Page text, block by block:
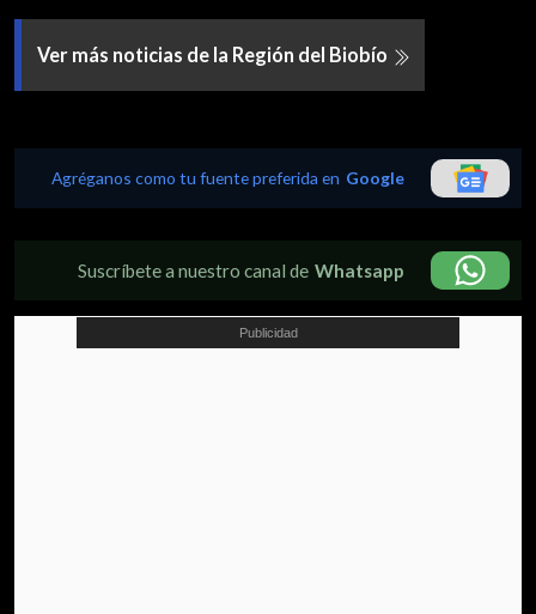
Ver más noticias de la Región del Biobío
Agréganos como tu fuente preferida en Google
Suscríbete a nuestro canal de Whatsapp